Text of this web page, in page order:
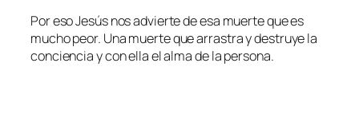
Por eso Jesús nos advierte de esa muerte que es
mucho peor. Una muerte que arrastra y destruye la
conciencia y con ella el alma de la persona.